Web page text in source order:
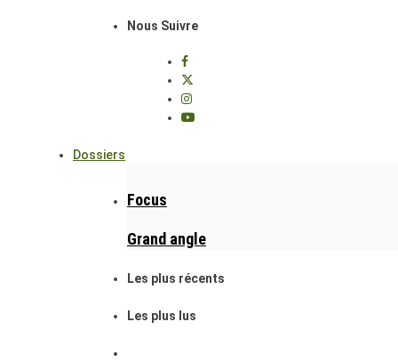
Nous Suivre
Dossiers
Focus
Grand angle
Les plus récents
Les plus lus